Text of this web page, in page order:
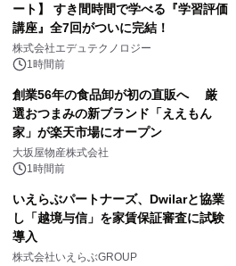
ート】 すき間時間で学べる『学習評価
講座』全7回がついに完結！
株式会社エデュテクノロジー
1時間前
創業56年の食品卸が初の直販へ 厳
選おつまみの新ブランド「ええもん
家」が楽天市場にオープン
大坂屋物産株式会社
1時間前
いえらぶパートナーズ、Dwilarと協業
し「越境与信」を家賃保証審査に試験
導入
株式会社いえらぶGROUP